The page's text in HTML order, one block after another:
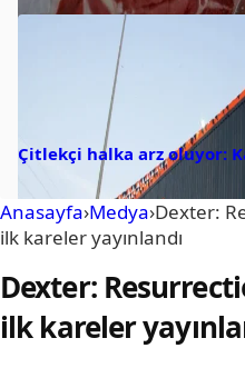
Çitlekçi halka arz oluyor:
Anasayfa›Medya›Dexter:
ilk kareler yayınlandı
Dexter:
ilk kareler